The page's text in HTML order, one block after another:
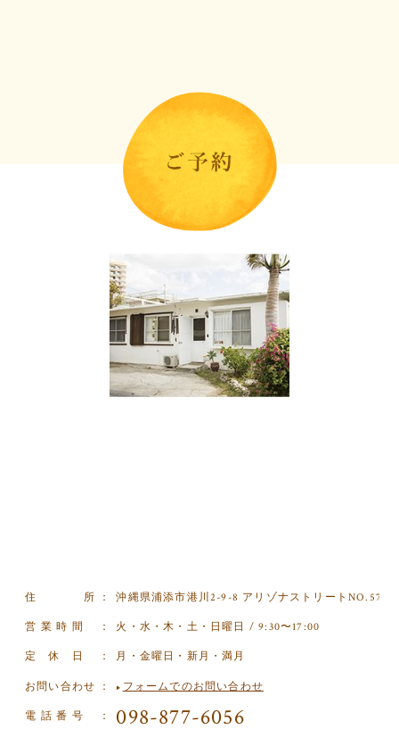
住 所 ： 沖縄県浦添市港川2-9-8 アリゾナストリートNO.57
営 業 時 間 ： 火・水・木・土・日曜日 / 9:30〜17:00
定 休 日 ： 月・金曜日・新月・満月
お問い合わせ ： ▶︎ フォームでのお問い合わせ
電 話 番 号 ： 098-877-6056